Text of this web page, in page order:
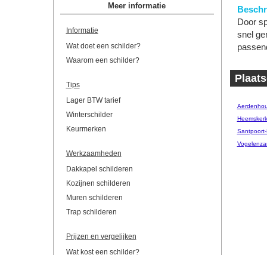
Meer informatie
Informatie
Wat doet een schilder?
Waarom een schilder?
Tips
Lager BTW tarief
Winterschilder
Keurmerken
Werkzaamheden
Dakkapel schilderen
Kozijnen schilderen
Muren schilderen
Trap schilderen
Prijzen en vergelijken
Wat kost een schilder?
Door
snel
Heemskerk